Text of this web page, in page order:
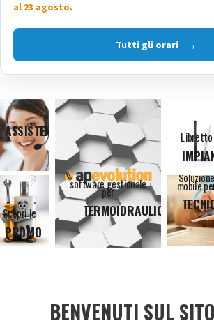
al 23 agosto.
Tutti gli orari
ASSISTENZA
Scopri le
PROMO
software gestionale
per
TERMOIDRAULICI
Libretto
Soluzione
mobile
BENVENUTI SUL SITO